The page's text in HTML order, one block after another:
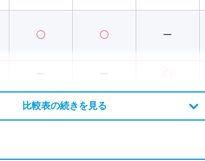
〇 〇 ー
比較表の続きを見る